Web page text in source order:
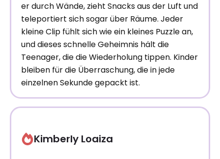
er durch Wände, zieht Snacks aus der Luft und
teleportiert sich sogar über Räume. Jeder
kleine Clip fühlt sich wie ein kleines Puzzle an,
und dieses schnelle Geheimnis hält die
Teenager, die die Wiederholung tippen. Kinder
bleiben für die Überraschung, die in jede
einzelnen Sekunde gepackt ist.
Kimberly Loaiza